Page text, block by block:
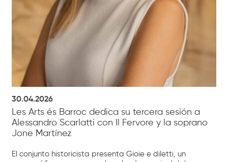
30.04.2026
Les Arts és Barroc dedica su tercera sesión a
Alessandro Scarlatti con Il Fervore y la soprano
Jone Martínez
El conjunto historicista presenta Gioie e diletti, un